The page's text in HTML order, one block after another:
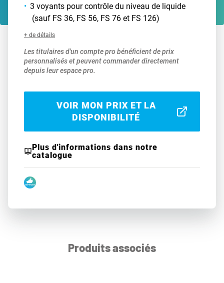
3 voyants pour contrôle du niveau de liquide
(sauf FS 36, FS 56, FS 76 et FS 126)
+ de détails
Les titulaires d'un compte pro bénéficient de prix
personnalisés et peuvent commander directement
depuis leur espace pro.
VOIR MON PRIX ET LA
DISPONIBILITÉ
Plus d'informations dans notre
catalogue
Produits associés